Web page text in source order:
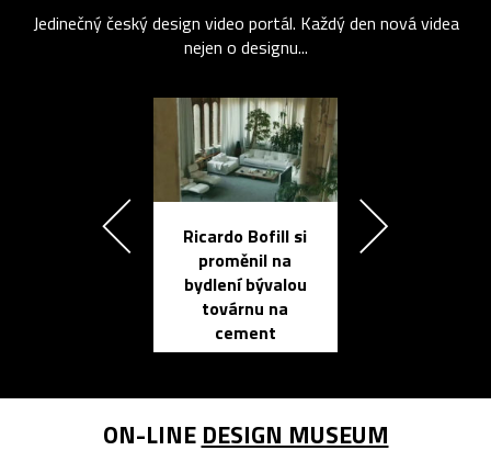
Jedinečný český design video portál. Každý den nová videa
nejen o designu...
Ricardo Bofill si
proměnil na
bydlení bývalou
továrnu na
cement
ON-LINE DESIGN MUSEUM